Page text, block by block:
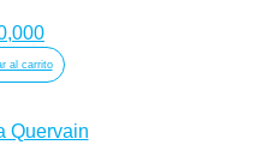
al carrito